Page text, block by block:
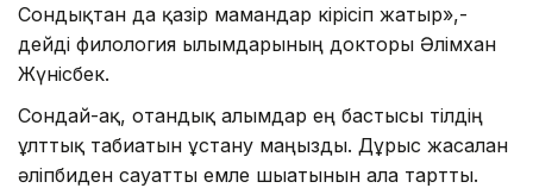
Сондықтан да қазір мамандар кірісіп жатыр»,-
дейді филология ғылымдарының докторы Әлімхан
Жүнісбек.
Сондай-ақ, отандық ғалымдар ең бастысы тілдің
ұлттық табиғатын ұстану маңызды. Дұрыс жасалған
әліпбиден сауатты емле шығатынын алға тартты.